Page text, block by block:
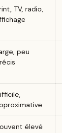
TV, radio,
peu
élevé